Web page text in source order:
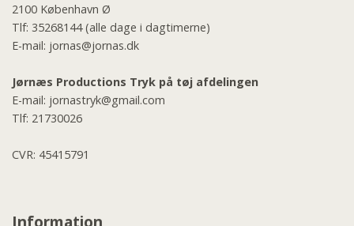
2100 København Ø
Tlf: 35268144(alle dage i dagtimerne)
E-mail: jornas@jornas.dk
Jørnæs Productions Tryk på tøj afdelingen
E-mail: jornastryk@gmail.com
Tlf: 21730026
CVR: 45415791